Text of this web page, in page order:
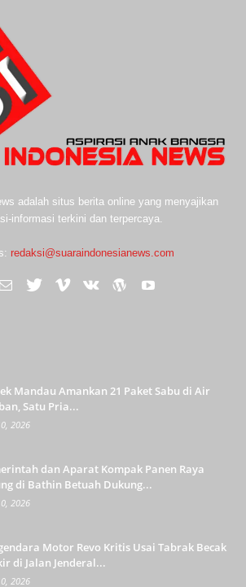
adalah situs berita online yang menyajikan
informasi terkini dan terpercaya.
redaksi@suaraindonesianews.com
Mandau Amankan 21 Paket Sabu di Air
Satu Pria...
2026
dan Aparat Kompak Panen Raya
di Bathin Betuah Dukung...
2026
Motor Revo Kritis Usai Tabrak Becak
di Jalan Jenderal...
2026